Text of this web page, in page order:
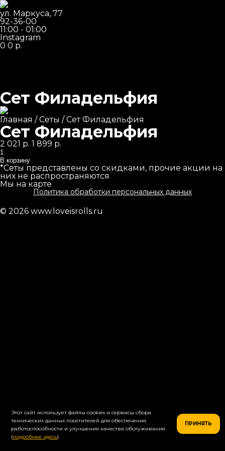
ул. Маркуса, 77
92-36-00
11:00 - 01:00
Instagram
0 0 р.
Сеты
Маки роллы
Жареные роллы
Запеченные роллы
Пицца
Сет Филадельфия
Главная /Сеты / Сет Филадельфия
Сет Филадельфия
2 021 р. Первоначальная
2
021 р..
1 899 р.
899 р..
Количество
В корзину
*Сеты представлены со скидками, прочие акции на
них не распространяются
Мы на карте
Политика обработки персональных данных
© 2026 www.loveisrolls.ru
Этот сайт использует файлы cookies и сервисы сбора
технических данных посетителей для обеспечения
работоспособности и улучшения качества обслуживания
(подробнее здесь).
ПРИНЯТЬ